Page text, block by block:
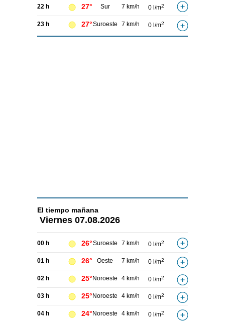
22 h 27° Sur 7 km/h 0 l/m2
23 h 27°Suroeste 7 km/h 0 l/m2
El tiempo mañana
Viernes 07.08.2026
00 h 26°Suroeste 7 km/h 0 l/m2
01 h 26° Oeste 7 km/h 0 l/m2
02 h 25° Noroeste 4 km/h 0 l/m2
03 h 25° Noroeste 4 km/h 0 l/m2
04 h 24° Noroeste 4 km/h 0 l/m2